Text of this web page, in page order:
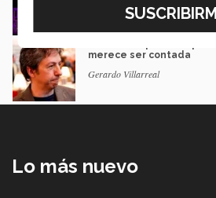
Rafael Luna
merece ser contada
Gerardo Villarreal
Lo más nuevo